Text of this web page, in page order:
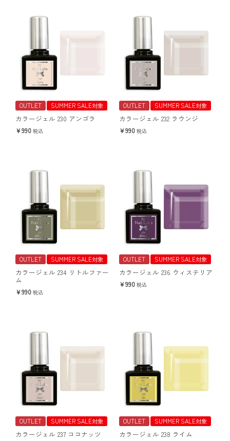
OUTLET SUMMER SALE対象
カラージェル 230 アンゴラ
990 税込
OUTLET SUMMER SALE対象
カラージェル 232 ラウンジ
990 税込
OUTLET SUMMER SALE対象
カラージェル 234 リトルファー
ム
990 税込
OUTLET SUMMER SALE対象
カラージェル 236 ウィステリア
990 税込
OUTLET SUMMER SALE対象
カラージェル 237 ココナッツ
OUTLET SUMMER SALE対象
カラージェル 238 ライム